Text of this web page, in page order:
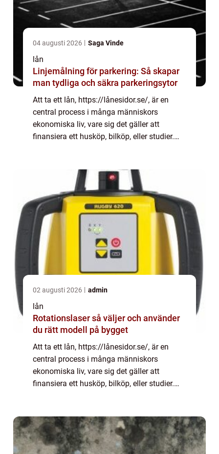
04 augusti 2026 Saga Vinde
lån
Linjemålning för parkering: Så skapar
man tydliga och säkra parkeringsytor
Att ta ett lån, https://lånesidor.se/, är en
central process i många människors
ekonomiska liv, vare sig det gäller att
finansiera ett husköp, bilköp, eller studier.
02 augusti 2026 admin
lån
Rotationslaser så väljer och använder
du rätt modell på bygget
Att ta ett lån, https://lånesidor.se/, är en
central process i många människors
ekonomiska liv, vare sig det gäller att
finansiera ett husköp, bilköp, eller studier.